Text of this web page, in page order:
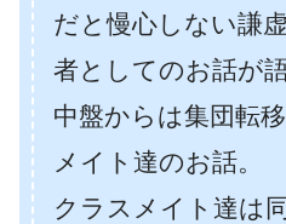
だと慢心しない謙
者としてのお話が
中盤からは集団転
メイト達のお話。
クラスメイト達は